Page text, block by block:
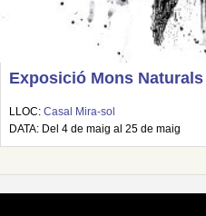
Exposició Mons Naturals
LLOC: Casal Mira-sol
DATA: Del 4 de maig al 25 de maig